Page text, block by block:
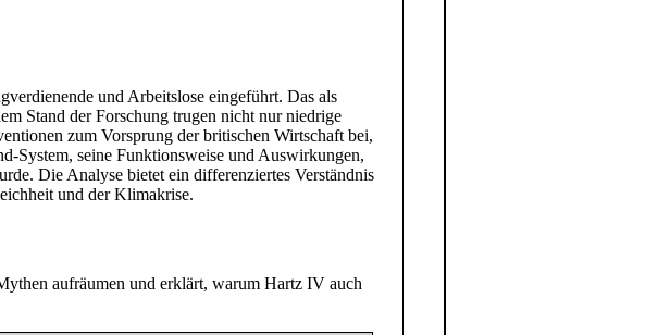
und Arbeitslose eingeführt. Das als
Stand der Forschung trugen nicht nur niedrige
zum Vorsprung der britischen Wirtschaft bei,
System, seine Funktionsweise und Auswirkungen,
Die Analyse bietet ein differenziertes Verständnis
und der Klimakrise.
aufräumen und erklärt, warum Hartz IV auch